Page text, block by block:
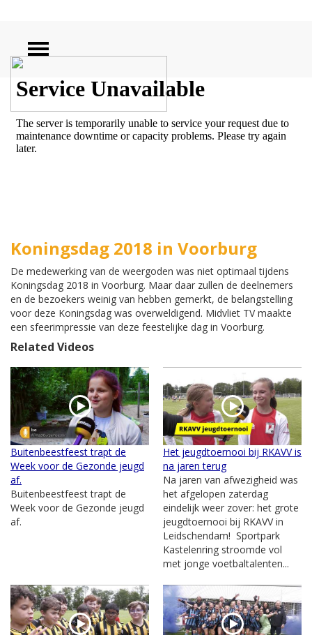
ZOEKEN
Koningsdag 2018 in Voorburg
De medewerking van de weergoden was niet optimaal tijdens
Koningsdag 2018 in Voorburg. Maar daar zullen de deelnemers
en de bezoekers weinig van hebben gemerkt, de belangstelling
voor deze Koningsdag was overweldigend. Midvliet TV maakte
een sfeerimpressie van deze feestelijke dag in Voorburg.
Related Videos
Buitenbeestfeest trapt de
Week voor de Gezonde jeugd
af.
Buitenbeestfeest trapt de
Week voor de Gezonde jeugd
af.
Het jeugdtoernooi bij RKAVV is
na jaren terug
Na jaren van afwezigheid was
het afgelopen zaterdag
eindelijk weer zover: het grote
jeugdtoernooi bij RKAVV in
Leidschendam! Sportpark
Kastelenring stroomde vol
met jonge voetbaltalenten...